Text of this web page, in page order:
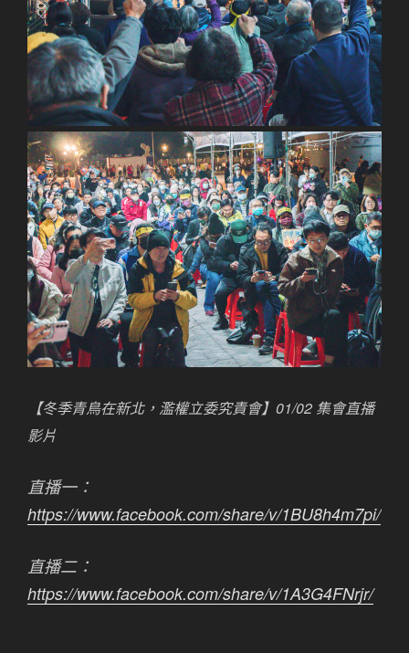
【冬季青鳥在新北，濫權立委究責會】01/02 集會直播
影片
直播一：
https://www.facebook.com/share/v/1BU8h4m7pi/
直播二：
https://www.facebook.com/share/v/1A3G4FNrjr/